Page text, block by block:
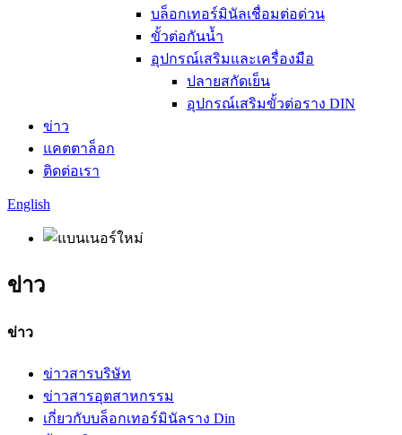
บล็อกเทอร์มินัลเชื่อมต่อด่วน
ขั้วต่อกันน้ำ
อุปกรณ์เสริมและเครื่องมือ
ปลายสกัดเย็น
อุปกรณ์เสริมขั้วต่อราง DIN
ข่าว
แคตตาล็อก
ติดต่อเรา
English
ข่าว
ข่าว
ข่าวสารบริษัท
ข่าวสารอุตสาหกรรม
เกี่ยวกับบล็อกเทอร์มินัลราง Din